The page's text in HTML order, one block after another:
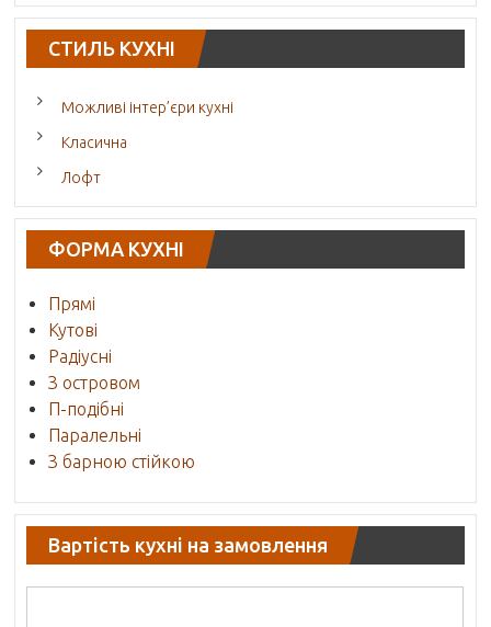
СТИЛЬ КУХНІ
Можливі інтер’єри кухні
Класична
Лофт
ФОРМА КУХНІ
Прямі
Кутові
Радіусні
З островом
П-подібні
Паралельні
З барною стійкою
Вартість кухні на замовлення